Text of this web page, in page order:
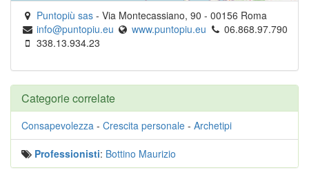
Puntopiù sas - Via Montecassiano, 90 - 00156 Roma
info@puntopiu.eu
www.puntopiu.eu
06.868.97.790
338.13.934.23
Categorie correlate
Consapevolezza - Crescita personale - Archetipi
Professionisti: Bottino Maurizio